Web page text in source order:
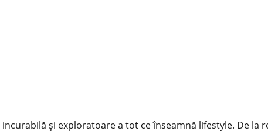
și exploratoare a tot ce înseamnă lifestyle. De